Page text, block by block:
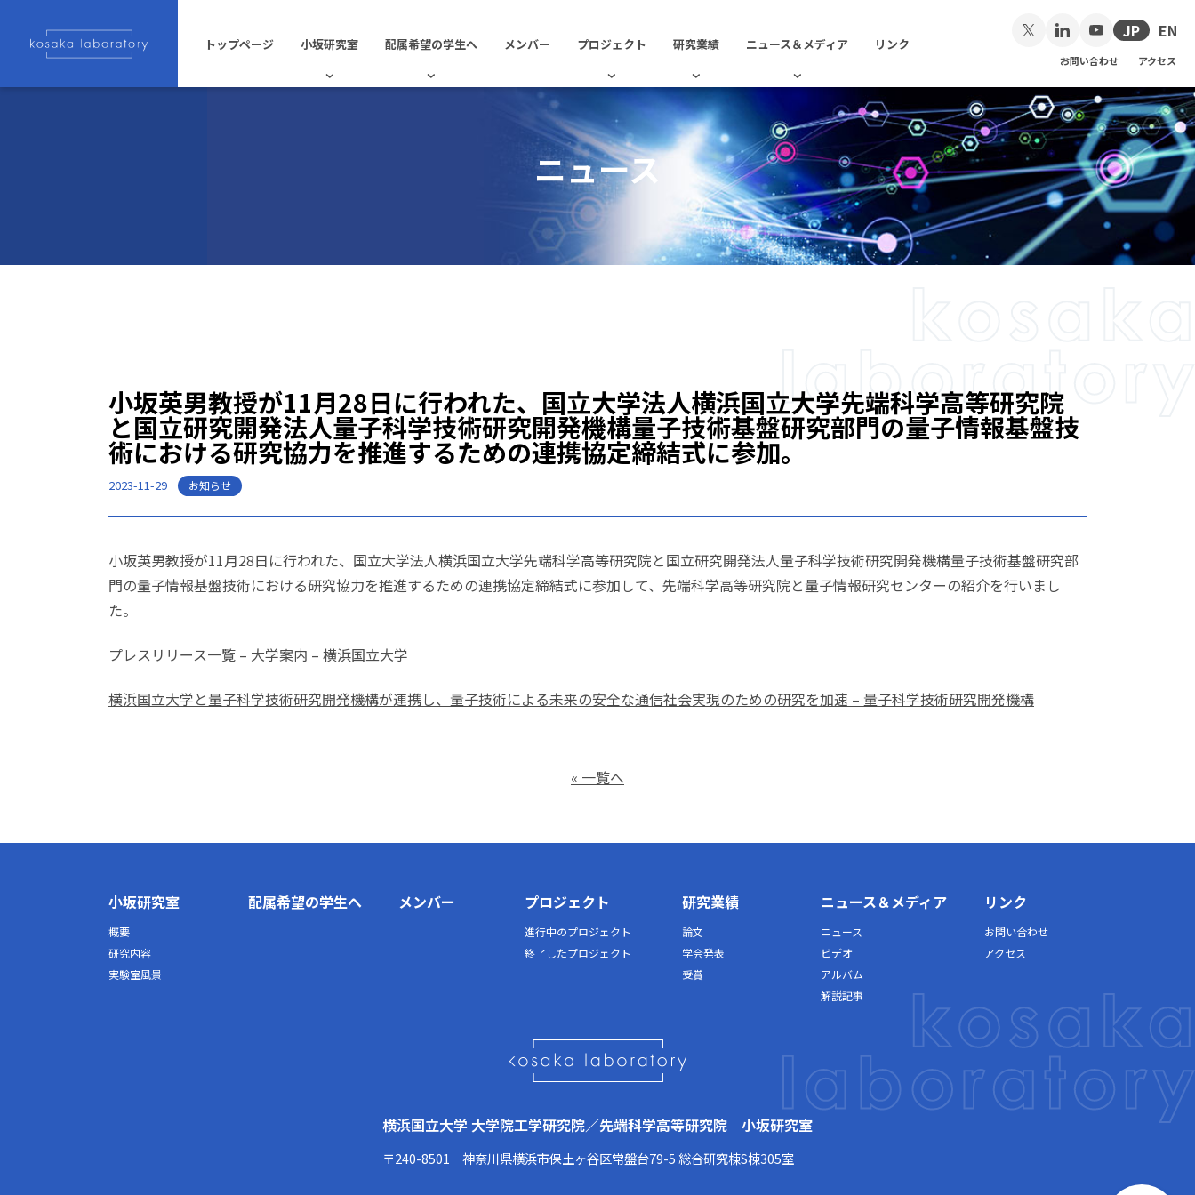
トップページ 小坂研究室 配属希望の学生へ メンバー プロジェクト 研究業績 ニュース＆メディア リンク
JP EN
お問い合わせ アクセス
ニュース
小坂英男教授が11月28日に行われた、国立大学法人横浜国立大学先端科学高等研究院
と国立研究開発法人量子科学技術研究開発機構量子技術基盤研究部門の量子情報基盤技
術における研究協力を推進するための連携協定締結式に参加。
2023-11-29 お知らせ
小坂英男教授が11月28日に行われた、国立大学法人横浜国立大学先端科学高等研究院と国立研究開発法人量子科学技術研究開発機構量子技術基盤研究部
門の量子情報基盤技術における研究協力を推進するための連携協定締結式に参加して、先端科学高等研究院と量子情報研究センターの紹介を行いまし
た。
プレスリリース一覧 – 大学案内 – 横浜国立大学
横浜国立大学と量子科学技術研究開発機構が連携し、量子技術による未来の安全な通信社会実現のための研究を加速 – 量子科学技術研究開発機構
« 一覧へ
小坂研究室
概要
研究内容
実験室風景
配属希望の学生へ メンバー プロジェクト
進行中のプロジェクト
終了したプロジェクト
研究業績
論文
学会発表
受賞
ニュース＆メディア
ニュース
ビデオ
アルバム
解説記事
リンク
お問い合わせ
アクセス
横浜国立大学 大学院工学研究院／先端科学高等研究院 小坂研究室
〒240-8501 神奈川県横浜市保土ヶ谷区常盤台79-5総合研究棟S棟305室